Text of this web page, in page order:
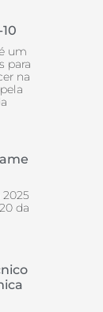
um
para
na
da